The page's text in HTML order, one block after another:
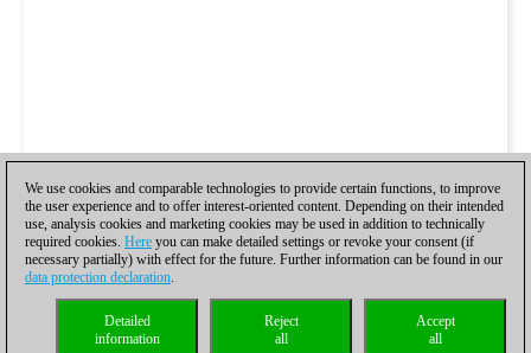
We use cookies and comparable technologies to provide certain functions, to improve
the user experience and to offer interest-oriented content. Depending on their intended
use, analysis cookies and marketing cookies may be used in addition to technically
required cookies. Here you can make detailed settings or revoke your consent (if
necessary partially) with effect for the future. Further information can be found in our
data protection declaration.
Accept
all
Reject
all
Detailed
information